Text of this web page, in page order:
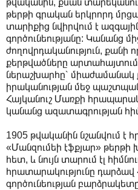
թվականին, քսան
թերթի գրական երկրորդ
տարիքից նվիրվում է
գործունեությանը: Կանանց
ժողովրդականություն, քանի
քերթվածները արտահայտում
ներաշխարհը՝ միաժամանակ
իրականության մեջ
Հայկանուշ Մառքի
կանանց ազատագրության
1905 թվականին նշանվում
«Մանզումեի էֆքյար»
հետ, և նույն տարում էլ
հրատարակությունը դարձավ
գործունեության